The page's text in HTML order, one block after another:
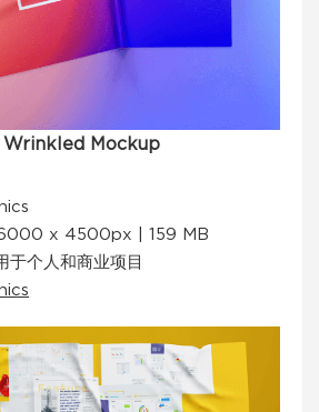
Mockup
6000 x 4500px | 159 MB
于个人和商业项目